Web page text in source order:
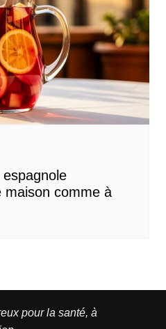
maison comme à
pour la santé, à